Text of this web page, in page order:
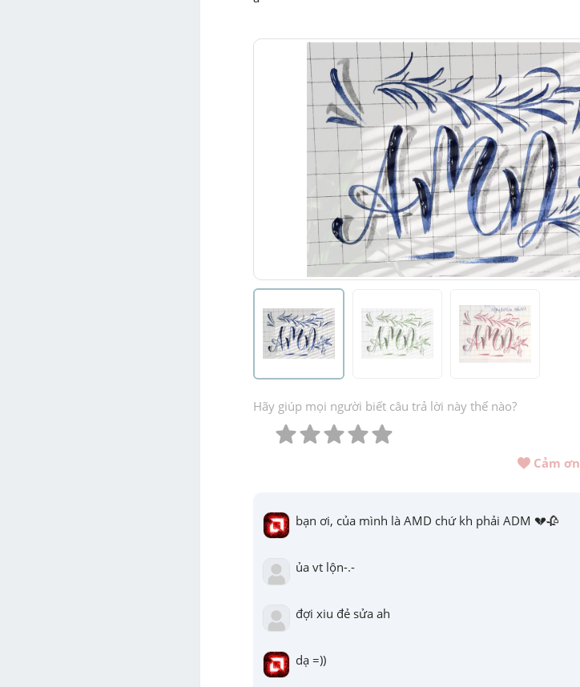
Hãy giúp mọi người biết câu trả lời này thế nào?
Cảm ơn
bạn ơi, của mình là AMD chứ kh phải ADM 💔🥀
ủa vt lộn-.-
đợi xiu đẻ sửa ah
dạ =))